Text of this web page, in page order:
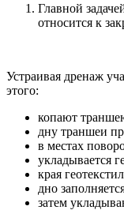
Главной
относится к
Устраивая дренаж
этого:
копают
дну траншеи
в местах
укладывается
края
дно
затем